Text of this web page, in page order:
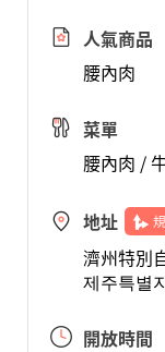
人氣商品
腰內肉
菜單
腰內肉 /
地址
濟州特別
제주특별
開放時間